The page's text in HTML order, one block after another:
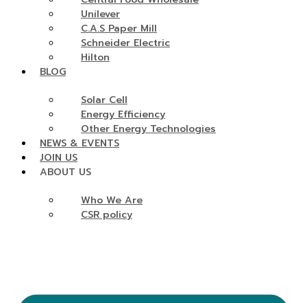
Unilever
C.A.S Paper Mill
Schneider Electric
Hilton
BLOG
Solar Cell
Energy Efficiency
Other Energy Technologies
NEWS & EVENTS
JOIN US
ABOUT US
Who We Are
CSR policy